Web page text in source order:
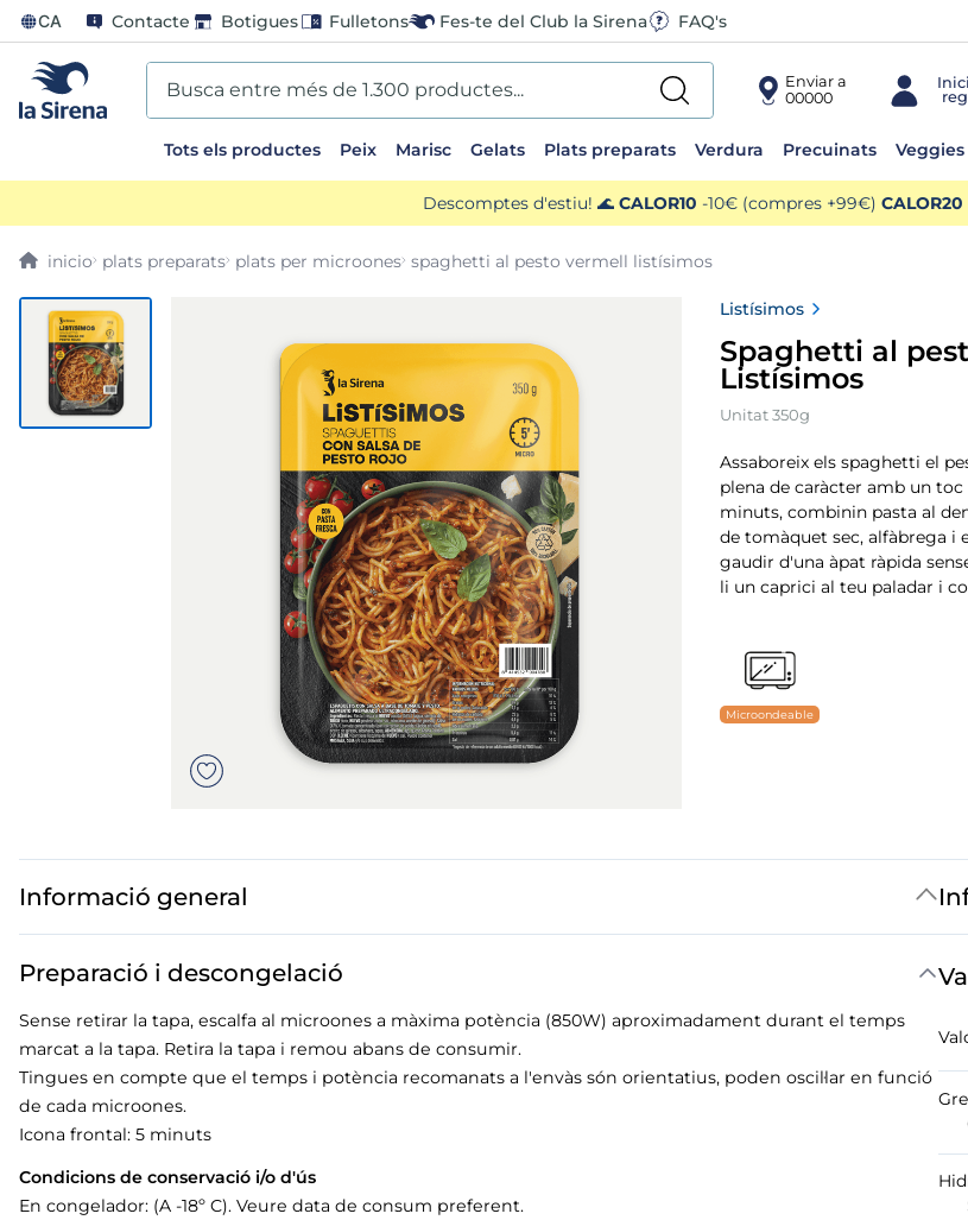
CA Contacte Botigues Fulletons Fes-te del Club la Sirena FAQ's
Busca entre més de 1.300 productes...
Enviar a
00000
Tots els productes Peix Marisc Gelats Plats preparats Verdura Precuinats Veggies
Descomptes d'estiu! 🌊 CALOR10 -10€ (compres +99€) CALOR20
plats preparats plats per microones spaghetti al pesto vermell listísimos
Listísimos
Spaghetti al
Listísimos
Unitat 350g
Assaboreix els spaghetti el
plena de caràcter amb un
minuts, combinin pasta al
de tomàquet sec, alfàbrega i
gaudir d'una àpat ràpida
li un caprici al teu paladar i
Microondeable
Informació general
Preparació i descongelació
Sense retirar la tapa, escalfa al microones a màxima potència (850W) aproximadament durant el temps
marcat a la tapa. Retira la tapa i remou abans de consumir.
Tingues en compte que el temps i potència recomanats a l'envàs són orientatius, poden oscil·lar en funció
de cada microones.
Icona frontal: 5 minuts
Condicions de conservació i/o d'ús
En congelador: (A -18º C). Veure data de consum preferent.